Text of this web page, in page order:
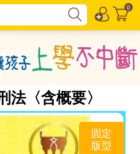
0
法〈含概要〉
固定
版型